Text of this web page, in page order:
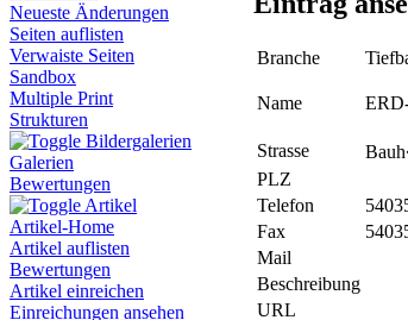
Neueste Änderungen
Seiten auflisten
Verwaiste Seiten
Sandbox
Multiple Print
Strukturen
Bildergalerien
Galerien
Bewertungen
Artikel
Artikel-Home
Artikel auflisten
Bewertungen
Artikel einreichen
Einreichungen ansehen
Branche
Name
Strasse
PLZ
Telefon
Fax
Mail
Beschreibung
URL